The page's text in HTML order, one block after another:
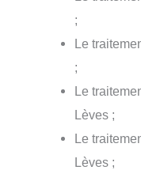
;
Le
;
Le
Lèves ;
Le
Lèves ;